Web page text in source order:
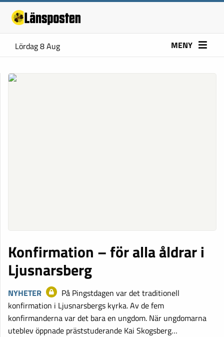
Lördag 8 Aug MENY
Konfirmation – för alla åldrar i
Ljusnarsberg
NYHETER
På Pingstdagen var det traditionell
konfirmation i Ljusnarsbergs kyrka. Av de fem
konfirmanderna var det bara en ungdom. När ungdomarna
uteblev öppnade präststuderande Kai Skogsberg…